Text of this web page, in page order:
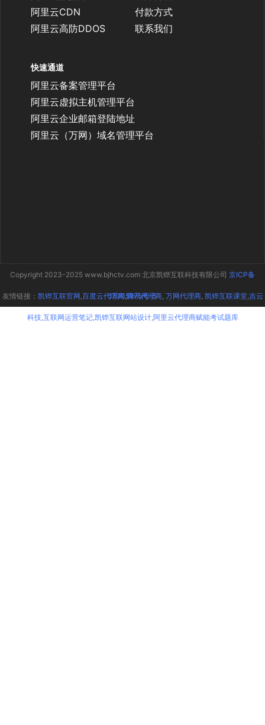
阿里云CDN
阿里云高防DDOS
付款方式
联系我们
快速通道
阿里云备案管理平台
阿里云虚拟主机管理平台
阿里云企业邮箱登陆地址
阿里云（万网）域名管理平台
Copyright 2023-2025 www.bjhctv.com 北京凯铧互联科技有限公司 京ICP备
17005975号-5
友情链接： 凯铧互联官网,百度云代理商,腾讯代理商, 万网代理商, 凯铧互联课堂,吉云
科技,互联网运营笔记,凯铧互联网站设计,阿里云代理商赋能考试题库